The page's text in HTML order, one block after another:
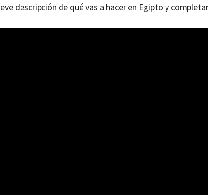
descripción de qué vas a hacer en Egipto y